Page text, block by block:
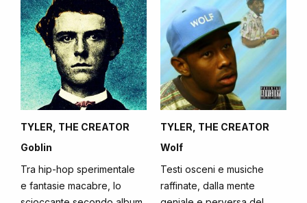
TYLER, THE CREATOR
Goblin
Tra hip-hop sperimentale
e fantasie macabre, lo
TYLER, THE CREATOR
Wolf
Testi osceni e musiche
raffinate, dalla mente